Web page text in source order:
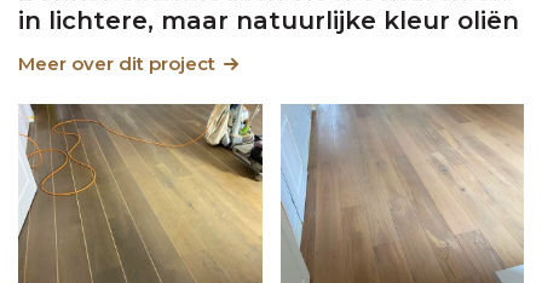
in lichtere, maar natuurlijke kleur oliën
Meer over dit project